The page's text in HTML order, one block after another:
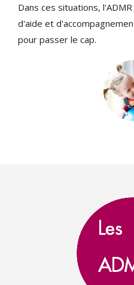
Dans ces situations,
d'aide et
pour passer le cap.